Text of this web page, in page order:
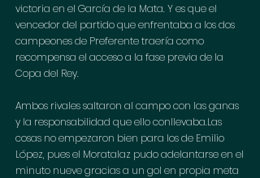
victoria en el García de la Mata. Y es que el
vencedor del partido que enfrentaba a los dos
campeones de Preferente traería como
recompensa el acceso a la fase previa de la
Copa del Rey.
Ambos rivales saltaron al campo con las ganas
y la responsabilidad que ello conllevaba.Las
cosas no empezaron bien para los de Emilio
López, pues el Moratalaz pudo adelantarse en el
minuto nueve gracias a un gol en propia meta